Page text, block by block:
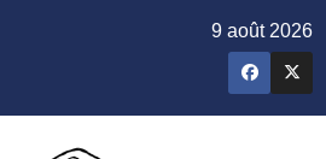
9 août 2026